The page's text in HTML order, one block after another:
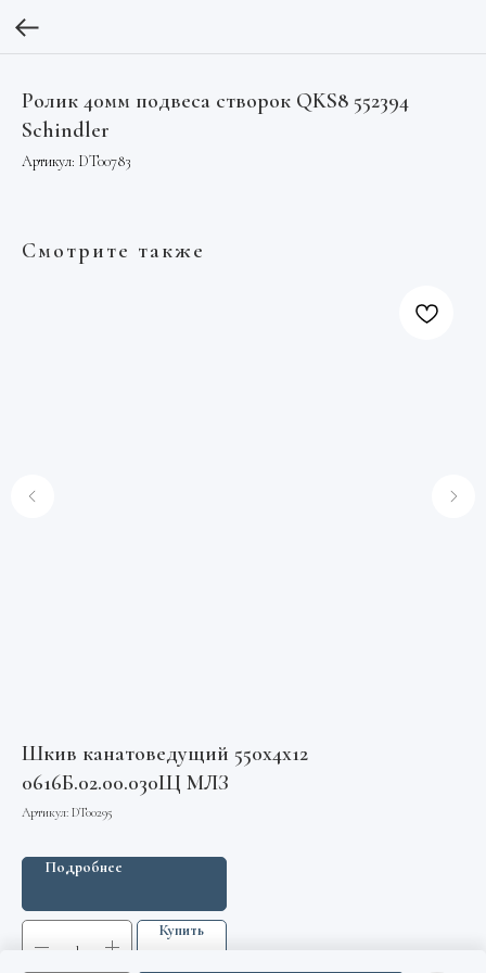
Ролик 40мм подвеса створок QKS8 552394
Schindler
Артикул: DT00783
Смотрите также
Шкив канатоведущий 550х4х12
0616Б.02.00.030Щ МЛЗ
Артикул: DT00295
Подробнее
Купить